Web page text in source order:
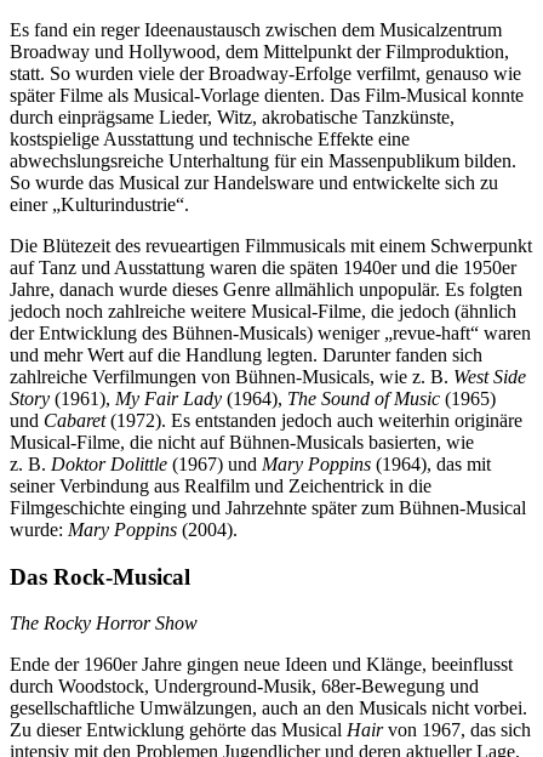
Es fand ein reger Ideenaustausch zwischen dem Musicalzentrum
Broadway und Hollywood, dem Mittelpunkt der Filmproduktion,
statt. So wurden viele der Broadway-Erfolge verfilmt, genauso wie
später Filme als Musical-Vorlage dienten. Das Film-Musical konnte
durch einprägsame Lieder, Witz, akrobatische Tanzkünste,
kostspielige Ausstattung und technische Effekte eine
abwechslungsreiche Unterhaltung für ein Massenpublikum bilden.
So wurde das Musical zur Handelsware und entwickelte sich zu
einer „Kulturindustrie“.
Die Blütezeit des revueartigen Filmmusicals mit einem Schwerpunkt
auf Tanz und Ausstattung waren die späten 1940er und die 1950er
Jahre, danach wurde dieses Genre allmählich unpopulär. Es folgten
jedoch noch zahlreiche weitere Musical-Filme, die jedoch (ähnlich
der Entwicklung des Bühnen-Musicals) weniger „revue-haft“ waren
und mehr Wert auf die Handlung legten. Darunter fanden sich
zahlreiche Verfilmungen von Bühnen-Musicals, wie z. B. West Side
Story (1961), My Fair Lady (1964), The Sound of Music (1965)
und Cabaret(1972). Es entstanden jedoch auch weiterhin originäre
Musical-Filme, die nicht auf Bühnen-Musicals basierten, wie
z. B. Doktor Dolittle (1967) und Mary Poppins (1964), das mit
seiner Verbindung aus Realfilm und Zeichentrick in die
Filmgeschichte einging und Jahrzehnte später zum Bühnen-Musical
wurde: Mary Poppins (2004).
Das Rock-Musical
The Rocky Horror Show
Ende der 1960er Jahre gingen neue Ideen und Klänge, beeinflusst
durch Woodstock, Underground-Musik, 68er-Bewegung und
gesellschaftliche Umwälzungen, auch an den Musicals nicht vorbei.
Zu dieser Entwicklung gehörte das Musical Hairvon 1967, das sich
intensiv mit den Problemen Jugendlicher und deren aktueller Lage,